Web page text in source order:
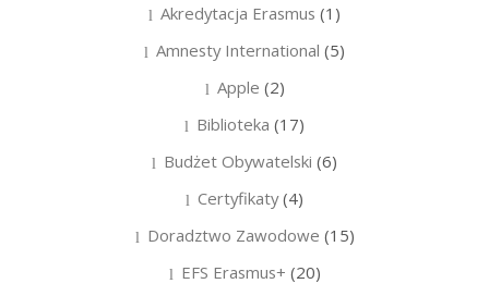
Akredytacja Erasmus (1)
Amnesty International (5)
Apple (2)
Biblioteka (17)
Budżet Obywatelski (6)
Certyfikaty(4)
Doradztwo Zawodowe (15)
EFS Erasmus+ (20)